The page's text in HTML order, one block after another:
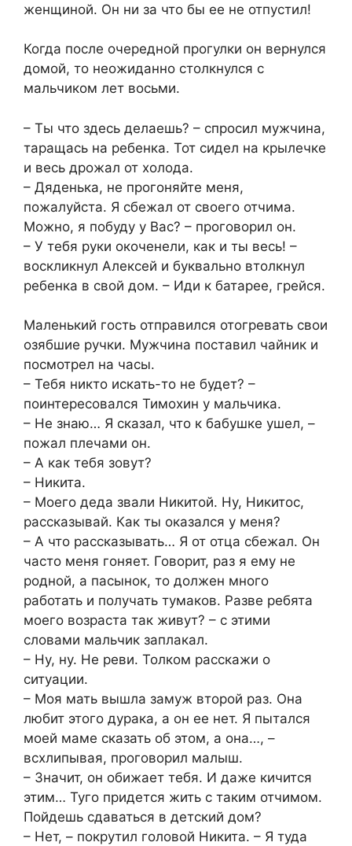
женщиной. Он ни за что бы ее не отпустил!
Когда после очередной прогулки он вернулся
домой, то неожиданно столкнулся с
мальчиком лет восьми.
– Ты что здесь делаешь? – спросил мужчина,
таращась на ребенка. Тот сидел на крылечке
и весь дрожал от холода.
– Дяденька, не прогоняйте меня,
пожалуйста. Я сбежал от своего отчима.
Можно, я побуду у Вас? – проговорил он.
– У тебя руки окоченели, как и ты весь! –
воскликнул Алексей и буквально втолкнул
ребенка в свой дом. – Иди к батарее, грейся.
Маленький гость отправился отогревать свои
озябшие ручки. Мужчина поставил чайник и
посмотрел на часы.
– Тебя никто искать-то не будет? –
поинтересовался Тимохин у мальчика.
– Не знаю… Я сказал, что к бабушке ушел, –
пожал плечами он.
– А как тебя зовут?
– Никита.
– Моего деда звали Никитой. Ну, Никитос,
рассказывай. Как ты оказался у меня?
– А что рассказывать… Я от отца сбежал. Он
часто меня гоняет. Говорит, раз я ему не
родной, а пасынок, то должен много
работать и получать тумаков. Разве ребята
моего возраста так живут? – с этими
словами мальчик заплакал.
– Ну, ну. Не реви. Толком расскажи о
ситуации.
– Моя мать вышла замуж второй раз. Она
любит этого дурака, а он ее нет. Я пытался
моей маме сказать об этом, а она…, –
всхлипывая, проговорил малыш.
– Значит, он обижает тебя. И даже кичится
этим… Туго придется жить с таким отчимом.
Пойдешь сдаваться в детский дом?
– Нет, – покрутил головой Никита. – Я туда